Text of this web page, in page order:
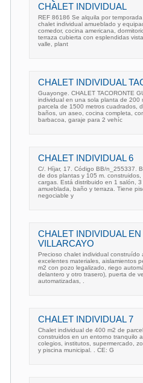
CHALET INDIVIDUAL
REF 86186 Se alquila por
chalet individual amueblado y
comedor, cocina americana,
terraza cubierta con esplendidas
valle, plant
CHALET INDIVIDUAL
Guayonge. CHALET TACORONTE
individual en una sola planta de 200
parcela de 1500 metros cuadrados,
baños, un aseo, cocina completa,
barbacoa, garaje para 2 vehíc
CHALET INDIVIDUAL 6
C/. Híjar, 17. Código BB/n_255337.
de dos plantas y 105 m. construidos,
cargas. Está distribuido en 1 salón,
amueblada, baño y terraza. Tiene
negociable y
CHALET INDIVIDUAL EN
VILLARCAYO
Precioso chalet individual construído
excelentes materiales, aislamientos
m2 con pozo legalizado, riego
delantero y otro trasero), puerta de
automatizadas, .
CHALET INDIVIDUAL 7
Chalet individual de 400 m2 de
construidos en un entorno tranquilo
colegios, institutos, supermercado,
y piscina municipal. . CE: G